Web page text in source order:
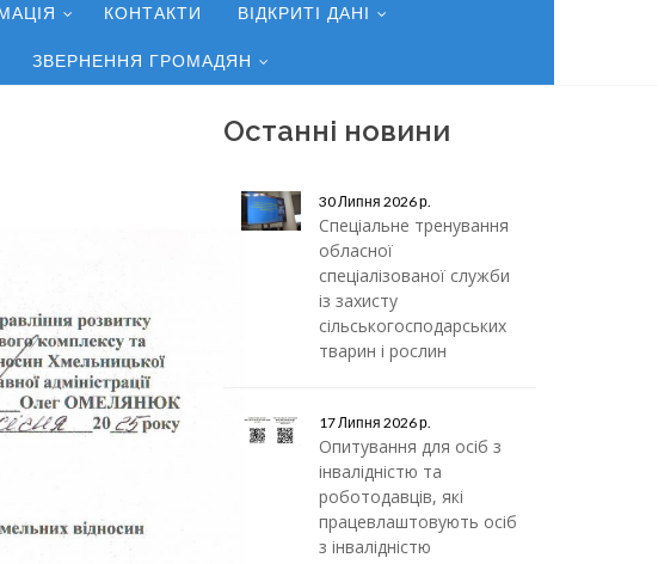
КОНТАКТИ ВІДКРИТІ ДАНІ
ЗВЕРНЕННЯ ГРОМАДЯН
Останні новини
30 Липня 2026 р.
Спеціальне тренування
обласної
спеціалізованої служби
із захисту
сільськогосподарських
тварин і рослин
17 Липня 2026 р.
Опитування для осіб з
інвалідністю та
роботодавців, які
працевлаштовують осіб
з інвалідністю